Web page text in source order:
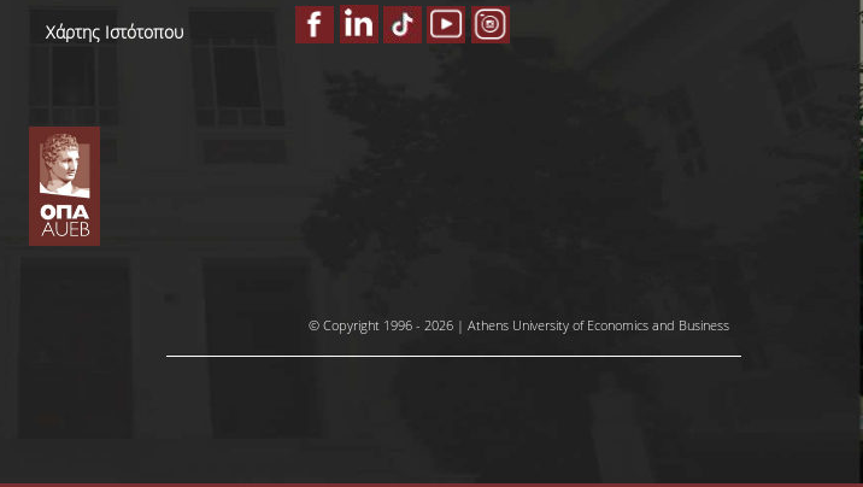
Χάρτης Ιστότοπου
© Copyright 1996 - 2026 | Athens University of Economics and Business